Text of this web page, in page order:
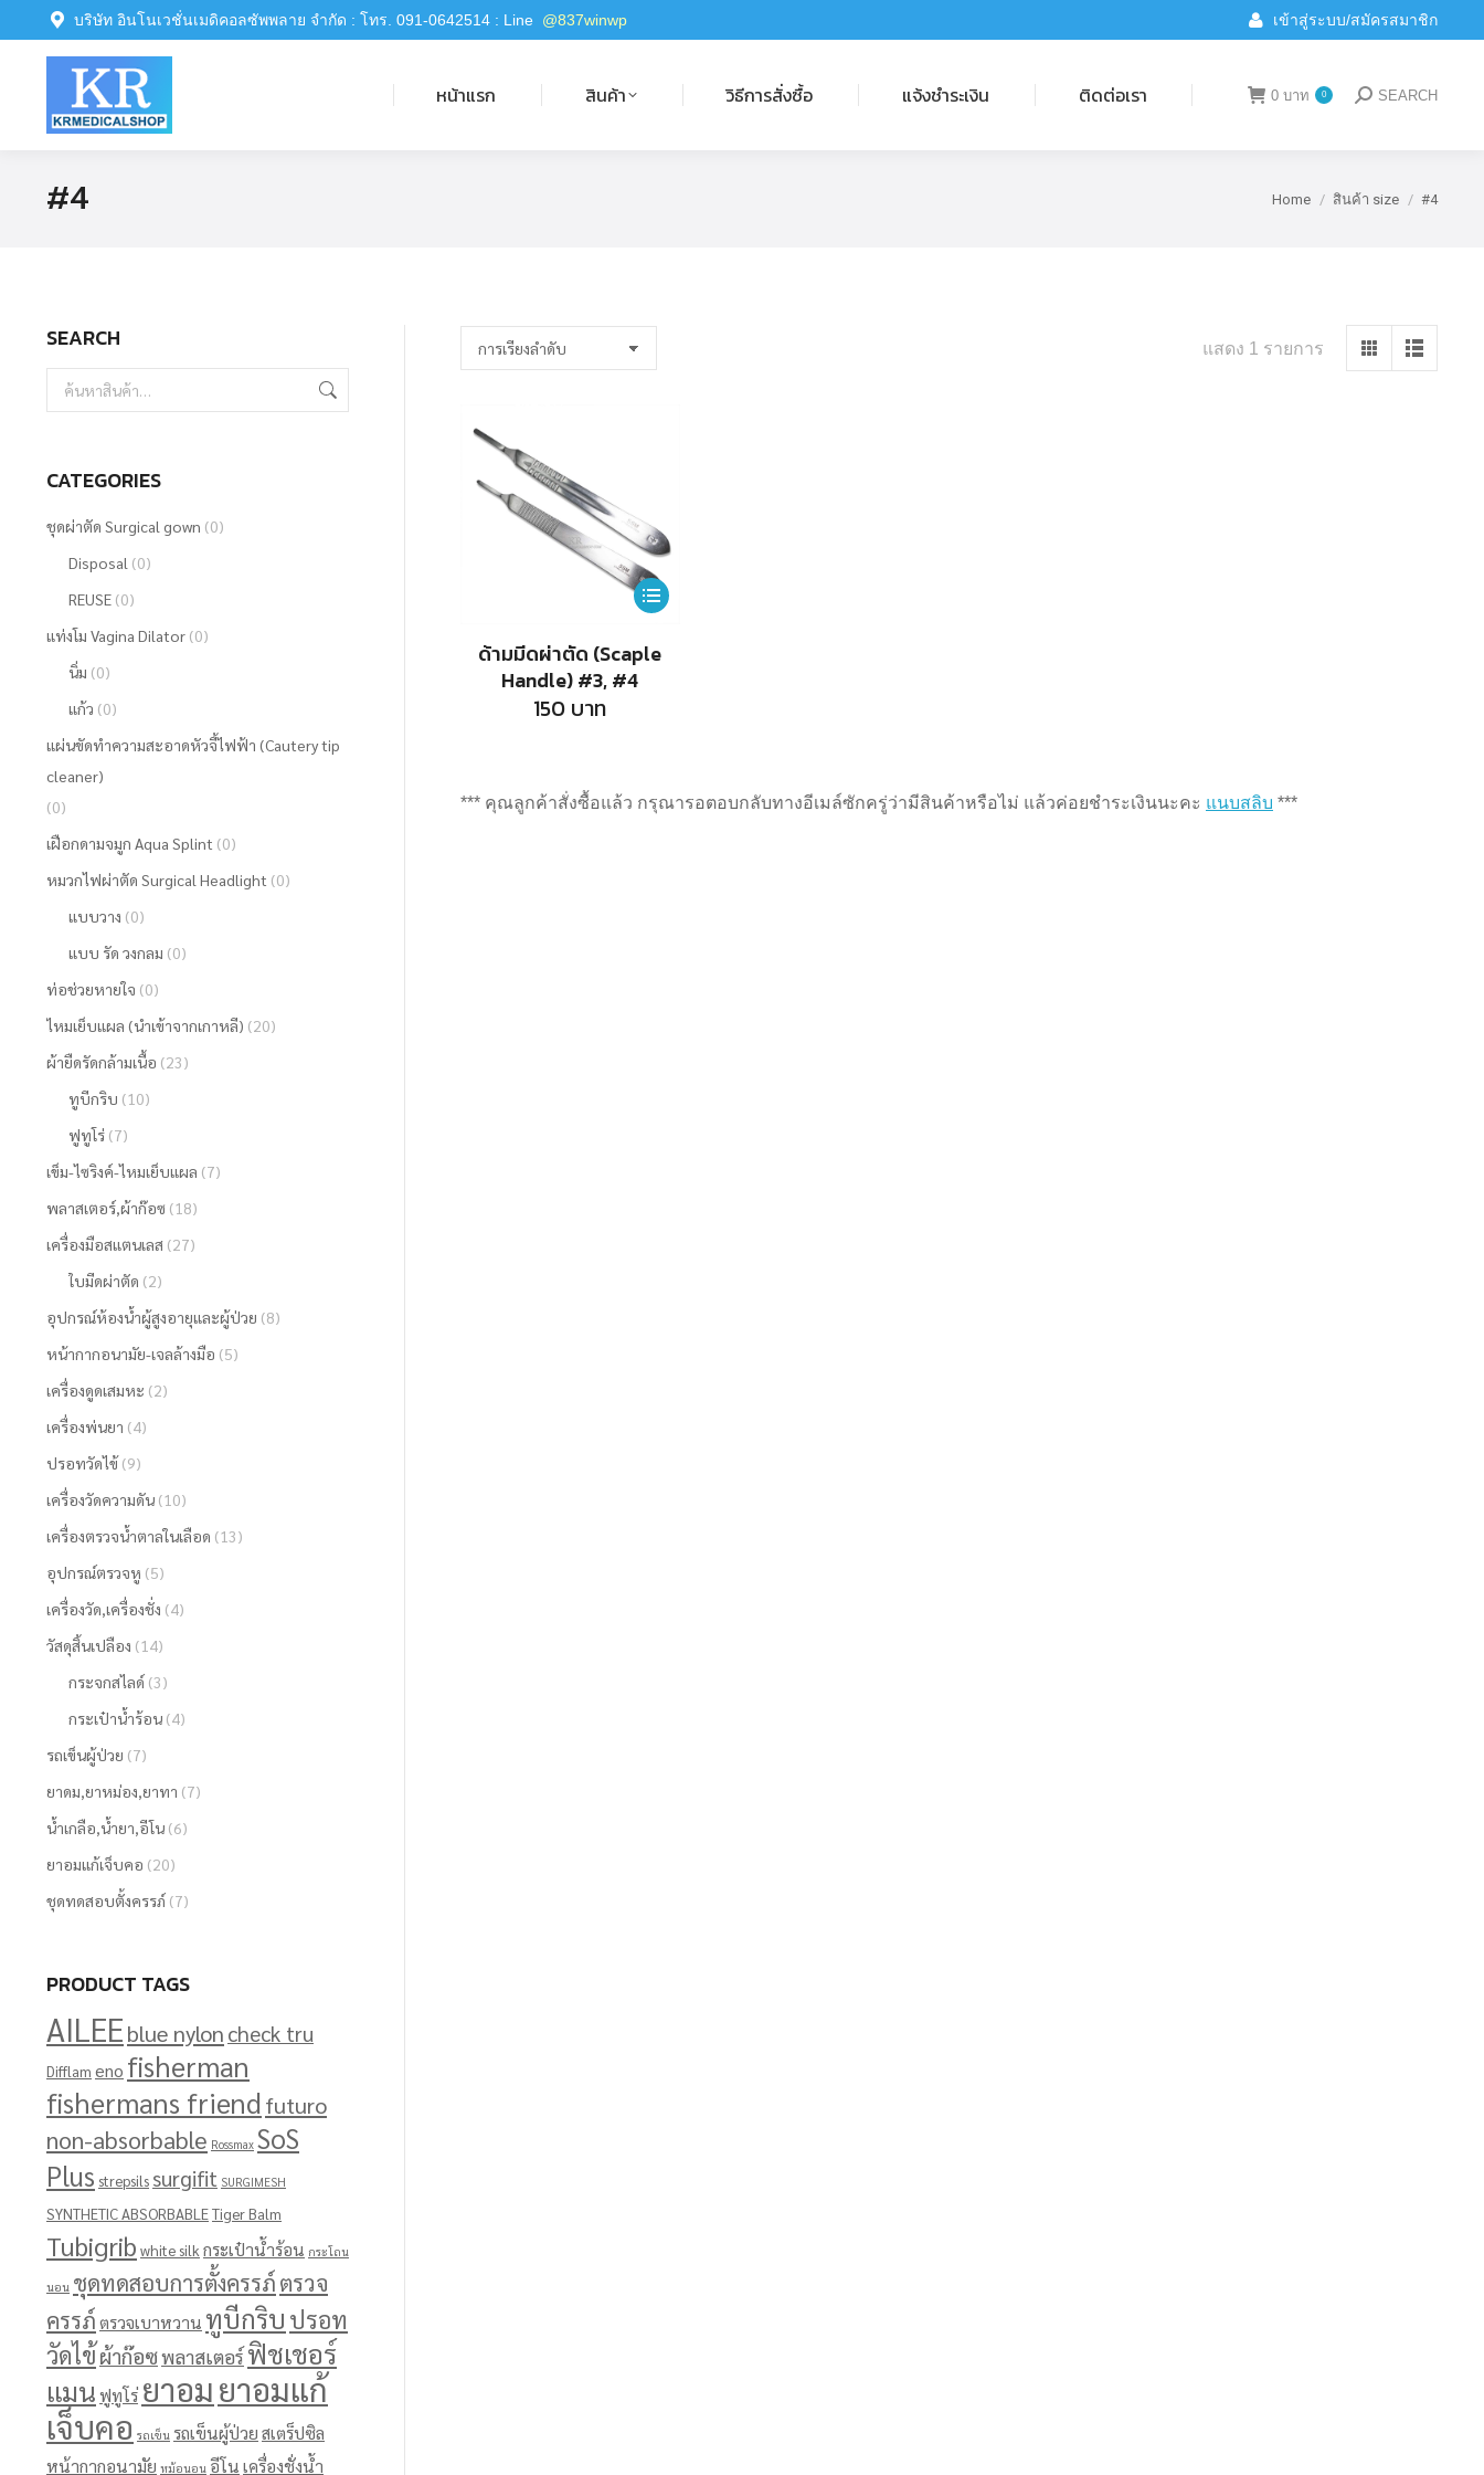
บริษัท อินโนเวชั่นเมดิคอลซัพพลาย จำกัด : โทร. 091-0642514 : Line @837winwp เข้าสู่ระบบ/สมัครสมาชิก
หน้าแรก สินค้า วิธีการสั่งซื้อ แจ้งชำระเงิน ติดต่อเรา 0 บาท 0 Search:
SEARCH
#4 You are here:
Home สินค้า size #4
แสดง 1 รายการ
This
has
options
ด้ามมีดผ่าตัด (Scaple
Handle) #3, #4
150 บาท
*** คุณลูกค้าสั่งซื้อแล้ว กรุณารอตอบกลับทางอีเมล์ซักครู่ว่ามีสินค้าหรือไม่ แล้วค่อยชำระเงินนะคะ แนบสลิบ ***
SEARCH
CATEGORIES
ชุดผ่าตัด Surgical gown (0)
Disposal (0)
REUSE (0)
แท่งโม Vagina Dilator (0)
นิ่ม (0)
แก้ว (0)
แผ่นขัดทำความสะอาดหัวจี้ไฟฟ้า (Cautery tip
cleaner)
(0)
เฝือกดามจมูก Aqua Splint (0)
หมวกไฟผ่าตัด Surgical Headlight (0)
แบบวาง (0)
แบบ รัด วงกลม (0)
ท่อช่วยหายใจ (0)
ไหมเย็บแผล (นำเข้าจากเกาหลี) (20)
ผ้ายืดรัดกล้ามเนื้อ (23)
ทูบีกริบ (10)
ฟูทูโร่ (7)
เข็ม-ไซริงค์-ไหมเย็บแผล (7)
พลาสเตอร์,ผ้าก๊อซ (18)
เครื่องมือสแตนเลส (27)
ใบมีดผ่าตัด (2)
อุปกรณ์ห้องน้ำผู้สูงอายุและผู้ป่วย (8)
หน้ากากอนามัย-เจลล้างมือ (5)
เครื่องดูดเสมหะ (2)
เครื่องพ่นยา (4)
ปรอทวัดไข้ (9)
เครื่องวัดความดัน (10)
เครื่องตรวจน้ำตาลในเลือด (13)
อุปกรณ์ตรวจหู (5)
เครื่องวัด,เครื่องชั่ง (4)
วัสดุสิ้นเปลือง (14)
กระจกสไลด์ (3)
กระเป๋าน้ำร้อน (4)
รถเข็นผู้ป่วย (7)
ยาดม,ยาหม่อง,ยาทา (7)
น้ำเกลือ,น้ำยา,อีโน (6)
ยาอมแก้เจ็บคอ (20)
ชุดทดสอบตั้งครรภ์ (7)
PRODUCT TAGS
AILEEblue nylon check tru
Difflam eno fisherman
fishermans friend futuro
non-absorbable Rossmax SoS
Plus strepsils surgifit SURGIMESH
SYNTHETIC ABSORBABLETiger Balm
Tubigrib white silk กระเป๋าน้ำร้อน กระโถน
นอน ชุดทดสอบการตั้งครรภ์ตรวจ
ครรภ์ตรวจเบาหวาน ทูบีกริบ ปรอท
วัดไข้ผ้าก๊อซพลาสเตอร์ฟิชเชอร์
แมนฟูทูโร่ ยาอมยาอมแก้
เจ็บคอ รถเข็น รถเข็นผู้ป่วยสเตร็ปซิล
หน้ากากอนามัย หม้อนอน อีโนเครื่องชั่งน้ำ
หน้าแรก สินค้า วิธีการสั่งซื้อ แจ้งชำระเงิน ติดต่อเรา บาท Search: